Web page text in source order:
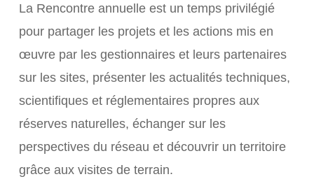
La Rencontre annuelle est un temps privilégié
pour partager les projets et les actions mis en
œuvre par les gestionnaires et leurs partenaires
sur les sites, présenter les actualités techniques,
scientifiques et réglementaires propres aux
réserves naturelles, échanger sur les
perspectives du réseau et découvrir un territoire
grâce aux visites de terrain.